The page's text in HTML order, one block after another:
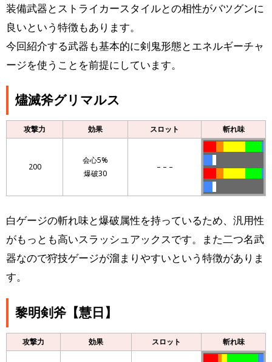
装備武器とストライカースタイルとの相性がバツグンに
良いという特徴もあります。
今回紹介する武器も基本的に剣鬼形態とエネルギーチャ
ージを使うことを前提にしています。
燼滅斧グリマルス
攻撃力 効果 スロット 斬れ味
200
会心5%
爆破30
– – –
白ゲージの斬れ味と爆破属性を持っているため、汎用性
がもっとも高いスラッシュアックスです。また二つ名武
器なので狩技ゲージが溜まりやすいという特徴がありま
す。
黎明剣斧【慧日】
攻撃力 効果 スロット 斬れ味